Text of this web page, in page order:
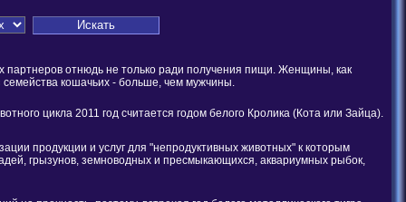
партнеров отнюдь не только ради получения пищи. Женщины, как
кошачьих - больше, чем мужчины.
цикла 2011 год считается годом белого Кролика (Кота или Зайца).
продукции и услуг для "непродуктивных животных" к которым
грызунов, земноводных и пресмыкающихся, аквариумных рыбок,